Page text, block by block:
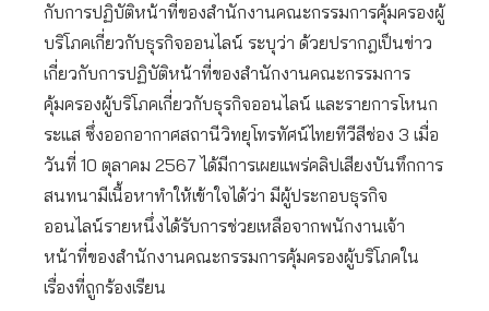
กับการปฏิบัติหน้าที่ของสำนักงานคณะกรรมการคุ้มครองผู้
บริโภคเกี่ยวกับธุรกิจออนไลน์ ระบุว่า ด้วยปรากฎเป็นข่าว
เกี่ยวกับการปฏิบัติหน้าที่ของสำนักงานคณะกรรมการ
คุ้มครองผู้บริโภคเกี่ยวกับธุรกิจออนไลน์ และรายการโหนก
ระแส ซึ่งออกอากาศสถานีวิทยุโทรทัศน์ไทยทีวีสีช่อง 3 เมื่อ
วันที่ 10 ตุลาคม 2567 ได้มีการเผยแพร่คลิปเสียงบันทึกการ
สนทนามีเนื้อหาทำให้เข้าใจได้ว่า มีผู้ประกอบธุรกิจ
ออนไลน์รายหนึ่งได้รับการช่วยเหลือจากพนักงานเจ้า
หน้าที่ของสำนักงานคณะกรรมการคุ้มครองผู้บริโภคใน
เรื่องที่ถูกร้องเรียน